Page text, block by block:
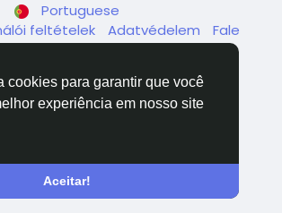
cookies para garantir que você
experiência em nosso site
Aceitar!
Portuguese
feltételek Adatvédelem
Fale